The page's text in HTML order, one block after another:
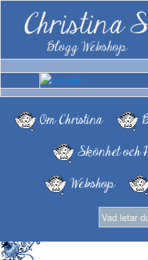
Christina
Blogg Webshop
Om Christina
Skönhet och
Webshop